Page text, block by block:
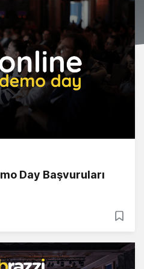
Day Başvuruları